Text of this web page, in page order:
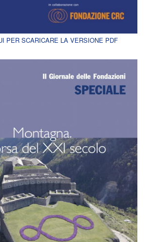
PER SCARICARE LA VERSIONE PDF